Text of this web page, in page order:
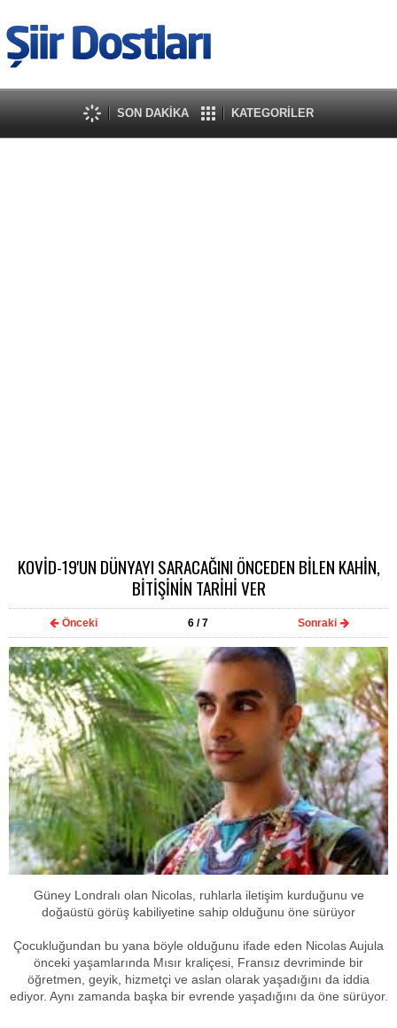
SON DAKİKA KATEGORİLER
KOVİD-19'UN DÜNYAYI SARACAĞINI ÖNCEDEN BİLEN KAHİN,
BİTİŞİNİN TARİHİ VER
Önceki 6 / 7 Sonraki
Güney Londralı olan Nicolas, ruhlarla iletişim kurduğunu ve
doğaüstü görüş kabiliyetine sahip olduğunu öne sürüyor
Çocukluğundan bu yana böyle olduğunu ifade eden Nicolas Aujula
önceki yaşamlarında Mısır kraliçesi, Fransız devriminde bir
öğretmen, geyik, hizmetçi ve aslan olarak yaşadığını da iddia
ediyor. Aynı zamanda başka bir evrende yaşadığını da öne sürüyor.